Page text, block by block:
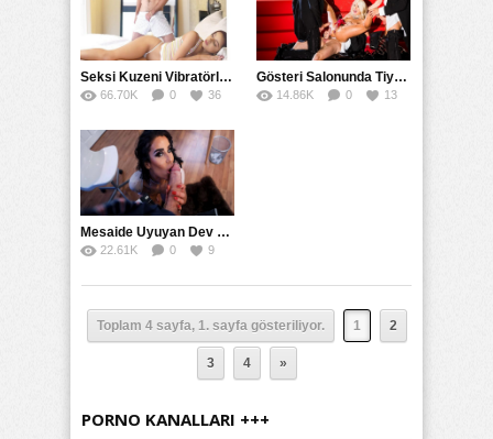
Seksi Kuzeni Vibratörle Oynarken Yarağıyla Okşadı
66.70K 0 36
Gösteri Salonunda Tiyatro Sikişi Sırasında Talihsiz Orgazm
14.86K 0 13
Mesaide Uyuyan Dev Yarağı Yalayarak Kaldıran Sekreter
22.61K 0 9
Toplam 4 sayfa, 1. sayfa gösteriliyor. 1 2
3 4 »
PORNO KANALLARI +++